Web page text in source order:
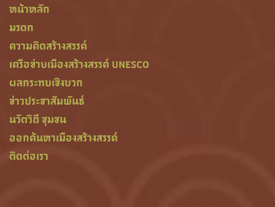
หน้าหลัก
มรดก
ความคิดสร้างสรรค์
เครือข่ายเมืองสร้างสรรค์ UNESCO
ผลกระทบเชิงบวก
ข่าวประชาสัมพันธ์
นวัตวิถี ชุมชน
ออกค้นหาเมืองสร้างสรรค์
ติดต่อเรา